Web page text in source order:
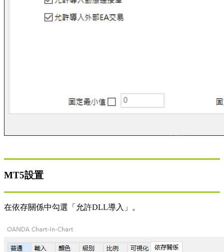
MT5設置
在依存關係中勾選「允許DLL導入」。